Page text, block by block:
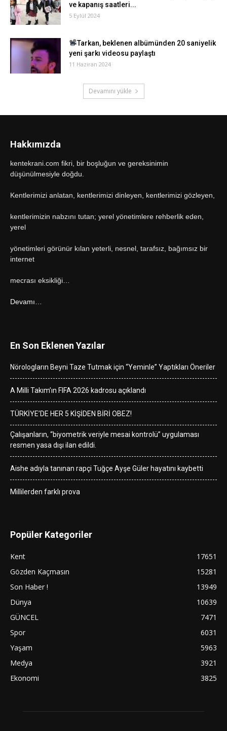
ve kapanış saatleri...
5 Eylül 2024
Tarkan, beklenen albümünden 20 saniyelik
yeni şarkı videosu paylaştı
11 Haziran 2024
Devamını yükle
Hakkımızda
kentekrani.com fikri, bir boşluğun ve gereksinimin
düşünülmesiyle doğdu.
Kentlerimizi anlatan, kentlerimizi dinleyen, kentlerimizi gözleyen,
kentlerimizin nabzını tutan; yerel yönetimlere rehberlik eden,
yerel
yönetimleri görünür kılan yeterli, nesnel, tarafsız, bağımsız bir
internet
mecrası eksikliği…
Devamı…
En Son Eklenen Yazılar
Nörologların Beyni Taze Tutmak için “Yeminle” Yaptıkları Öneriler
A Milli Takım’ın FIFA 2026 kadrosu açıklandı
TÜRKİYE’DE HER 5 KİŞİDEN BİRİ OBEZ!
Çalışanların, “biyometrik veriyle mesai kontrolü” uygulaması
resmen yasa dışı ilan edildi.
Aishe adıyla tanınan rapçi Tuğçe Ayşe Güler hayatını kaybetti
Millilerden farklı prova
Popüler Kategoriler
Kent
17651
Gözden Kaçmasın
15281
Son Haber !
13949
Dünya
10639
GÜNCEL
7471
Spor
6031
Yaşam
5963
Medya
3921
Ekonomi
3825